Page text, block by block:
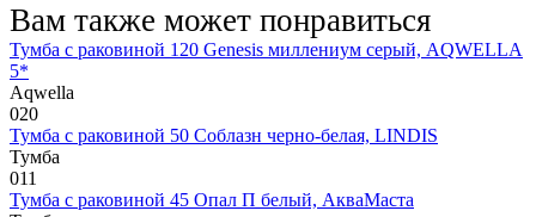
Вам также может понравиться
Тумба с раковиной 120 Genesis миллениум серый, AQWELLA
5*
Aqwella
020
Тумба с раковиной 50 Соблазн черно-белая, LINDIS
Тумба
011
Тумба с раковиной 45 Опал П белый, АкваМаста